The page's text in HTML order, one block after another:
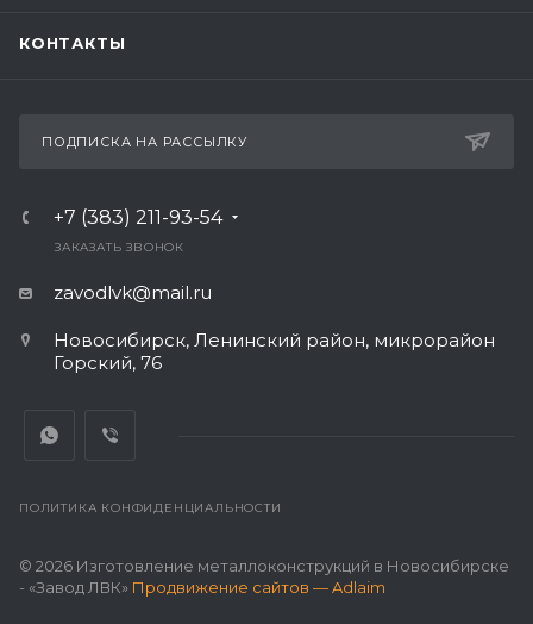
КОНТАКТЫ
ПОДПИСКА НА РАССЫЛКУ
+7 (383) 211-93-54
ЗАКАЗАТЬ ЗВОНОК
zavodlvk@mail.ru
Новосибирск, Ленинский район, микрорайон
Горский, 76
ПОЛИТИКА КОНФИДЕНЦИАЛЬНОСТИ
© 2026 Изготовление металлоконструкций в Новосибирске
- «Завод ЛВК» Продвижение сайтов — Adlaim